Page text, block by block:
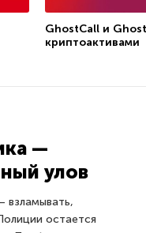
GhostCall и
криптоактивами
—
улов
взламывать,
остается